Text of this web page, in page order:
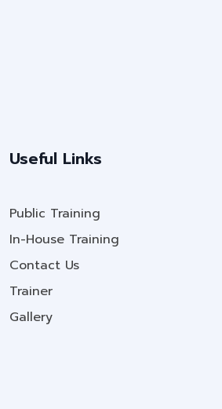
Useful Links
Public Training
In-House Training
Contact Us
Trainer
Gallery